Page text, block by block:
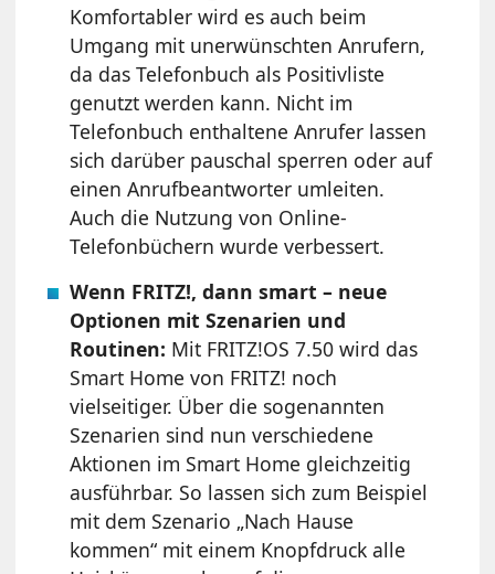
Komfortabler wird es auch beim
Umgang mit unerwünschten Anrufern,
da das Telefonbuch als Positivliste
genutzt werden kann. Nicht im
Telefonbuch enthaltene Anrufer lassen
sich darüber pauschal sperren oder auf
einen Anrufbeantworter umleiten.
Auch die Nutzung von Online-
Telefonbüchern wurde verbessert.
Wenn FRITZ!, dann smart – neue
Optionen mit Szenarien und
Routinen: Mit FRITZ!OS 7.50 wird das
Smart Home von FRITZ! noch
vielseitiger. Über die sogenannten
Szenarien sind nun verschiedene
Aktionen im Smart Home gleichzeitig
ausführbar. So lassen sich zum Beispiel
mit dem Szenario „Nach Hause
kommen“ mit einem Knopfdruck alle